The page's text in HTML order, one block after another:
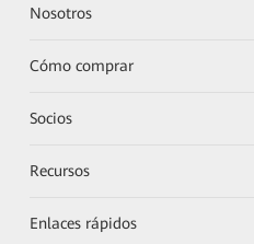
Nosotros
Cómo comprar
Socios
Recursos
Enlaces rápidos